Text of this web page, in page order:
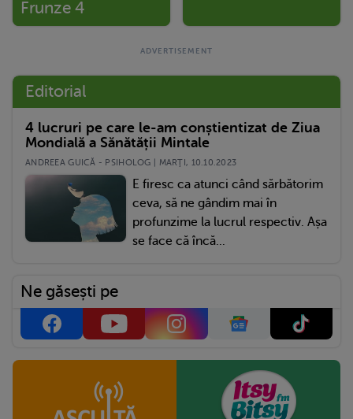
Frunze 4
Editorial
4 lucruri pe care le-am conștientizat de Ziua
Mondială a Sănătății Mintale
ANDREEA GUICĂ - PSIHOLOG | MARŢI, 10.10.2023
E firesc ca atunci când sărbătorim
ceva, să ne gândim mai în
profunzime la lucrul respectiv. Așa
se face că încă...
Ne găsești pe